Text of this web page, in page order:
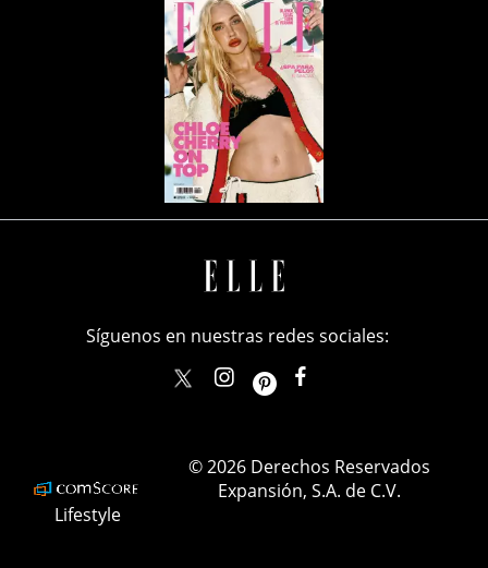
Síguenos en nuestras redes sociales:
elle_mexicoellemexico
Lifestyle
© 2026 Derechos Reservados
Expansión, S.A. de C.V.